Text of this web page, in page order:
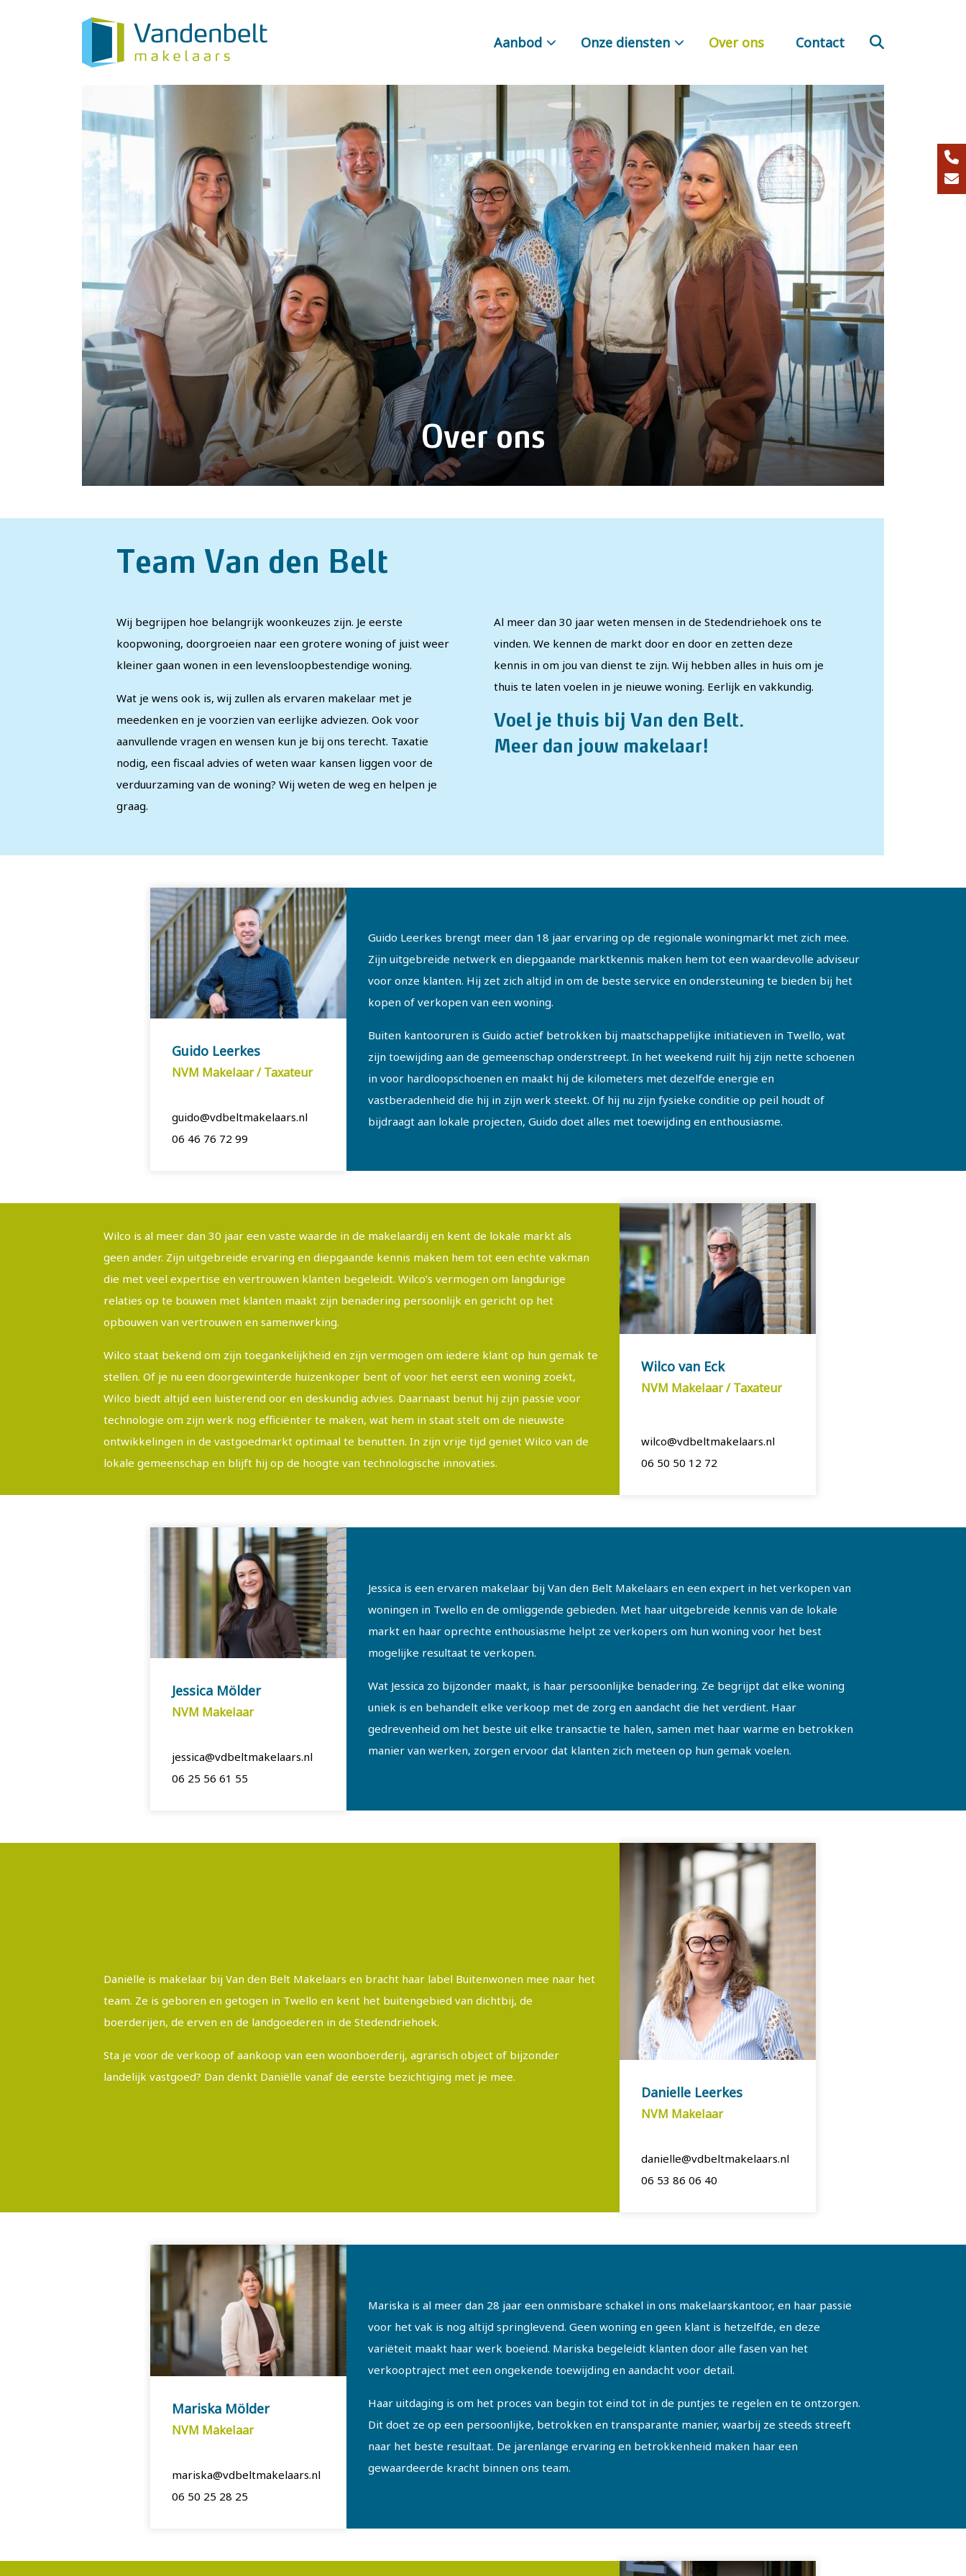
Aanbod Onze diensten Over ons Contact
Over ons
Team Van den Belt
Wij begrijpen hoe belangrijk woonkeuzes zijn. Je eerste
koopwoning, doorgroeien naar een grotere woning of juist weer
kleiner gaan wonen in een levensloopbestendige woning.
Wat je wens ook is, wij zullen als ervaren makelaar met je
meedenken en je voorzien van eerlijke adviezen. Ook voor
aanvullende vragen en wensen kun je bij ons terecht. Taxatie
nodig, een fiscaal advies of weten waar kansen liggen voor de
verduurzaming van de woning? Wij weten de weg en helpen je
graag.
Al meer dan 30 jaar weten mensen in de Stedendriehoek ons te
vinden. We kennen de markt door en door en zetten deze
kennis in om jou van dienst te zijn. Wij hebben alles in huis om je
thuis te laten voelen in je nieuwe woning. Eerlijk en vakkundig.
Voel je thuis bij Van den Belt.
Meer dan jouw makelaar!
Guido Leerkes
NVM Makelaar / Taxateur
guido@vdbeltmakelaars.nl
06 46 76 72 99
Guido Leerkes brengt meer dan 18 jaar ervaring op de regionale woningmarkt met zich mee.
Zijn uitgebreide netwerk en diepgaande marktkennis maken hem tot een waardevolle adviseur
voor onze klanten. Hij zet zich altijd in om de beste service en ondersteuning te bieden bij het
kopen of verkopen van een woning.
Buiten kantooruren is Guido actief betrokken bij maatschappelijke initiatieven in Twello, wat
zijn toewijding aan de gemeenschap onderstreept. In het weekend ruilt hij zijn nette schoenen
in voor hardloopschoenen en maakt hij de kilometers met dezelfde energie en
vastberadenheid die hij in zijn werk steekt. Of hij nu zijn fysieke conditie op peil houdt of
bijdraagt aan lokale projecten, Guido doet alles met toewijding en enthousiasme.
Wilco van Eck
NVM Makelaar / Taxateur
wilco@vdbeltmakelaars.nl
06 50 50 12 72
Wilco is al meer dan 30 jaar een vaste waarde in de makelaardij en kent de lokale markt als
geen ander. Zijn uitgebreide ervaring en diepgaande kennis maken hem tot een echte vakman
die met veel expertise en vertrouwen klanten begeleidt. Wilco’s vermogen om langdurige
relaties op te bouwen met klanten maakt zijn benadering persoonlijk en gericht op het
opbouwen van vertrouwen en samenwerking.
Wilco staat bekend om zijn toegankelijkheid en zijn vermogen om iedere klant op hun gemak te
stellen. Of je nu een doorgewinterde huizenkoper bent of voor het eerst een woning zoekt,
Wilco biedt altijd een luisterend oor en deskundig advies. Daarnaast benut hij zijn passie voor
technologie om zijn werk nog efficiënter te maken, wat hem in staat stelt om de nieuwste
ontwikkelingen in de vastgoedmarkt optimaal te benutten. In zijn vrije tijd geniet Wilco van de
lokale gemeenschap en blijft hij op de hoogte van technologische innovaties.
Jessica Mölder
NVM Makelaar
jessica@vdbeltmakelaars.nl
06 25 56 61 55
Jessica is een ervaren makelaar bij Van den Belt Makelaars en een expert in het verkopen van
woningen in Twello en de omliggende gebieden. Met haar uitgebreide kennis van de lokale
markt en haar oprechte enthousiasme helpt ze verkopers om hun woning voor het best
mogelijke resultaat te verkopen.
Wat Jessica zo bijzonder maakt, is haar persoonlijke benadering. Ze begrijpt dat elke woning
uniek is en behandelt elke verkoop met de zorg en aandacht die het verdient. Haar
gedrevenheid om het beste uit elke transactie te halen, samen met haar warme en betrokken
manier van werken, zorgen ervoor dat klanten zich meteen op hun gemak voelen.
Danielle Leerkes
NVM Makelaar
danielle@vdbeltmakelaars.nl
06 53 86 06 40
Daniëlle is makelaar bij Van den Belt Makelaars en bracht haar label Buitenwonen mee naar het
team. Ze is geboren en getogen in Twello en kent het buitengebied van dichtbij, de
boerderijen, de erven en de landgoederen in de Stedendriehoek.
Sta je voor de verkoop of aankoop van een woonboerderij, agrarisch object of bijzonder
landelijk vastgoed? Dan denkt Daniëlle vanaf de eerste bezichtiging met je mee.
Mariska Mölder
NVM Makelaar
mariska@vdbeltmakelaars.nl
06 50 25 28 25
Mariska is al meer dan 28 jaar een onmisbare schakel in ons makelaarskantoor, en haar passie
voor het vak is nog altijd springlevend. Geen woning en geen klant is hetzelfde, en deze
variëteit maakt haar werk boeiend. Mariska begeleidt klanten door alle fasen van het
verkooptraject met een ongekende toewijding en aandacht voor detail.
Haar uitdaging is om het proces van begin tot eind tot in de puntjes te regelen en te ontzorgen.
Dit doet ze op een persoonlijke, betrokken en transparante manier, waarbij ze steeds streeft
naar het beste resultaat. De jarenlange ervaring en betrokkenheid maken haar een
gewaardeerde kracht binnen ons team.